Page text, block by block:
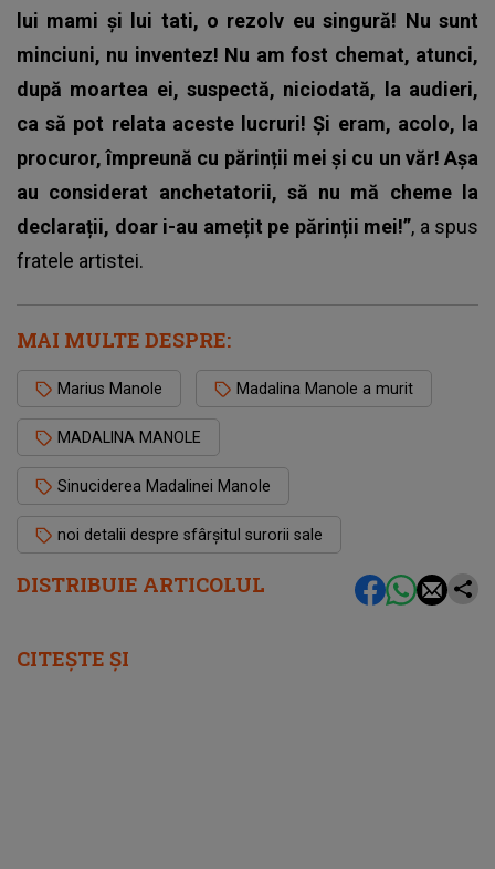
DISTRIBUIE ARTICOLUL
lui mami și lui tati, o rezolv eu singură! Nu sunt
minciuni, nu inventez! Nu am fost chemat, atunci,
după moartea ei, suspectă, niciodată, la audieri,
ca să pot relata aceste lucruri! Și eram, acolo, la
procuror, împreună cu părinții mei și cu un văr! Așa
au considerat anchetatorii, să nu mă cheme la
declarații, doar i-au amețit pe părinții mei!”, a spus
fratele artistei.
MAI MULTE DESPRE:
Marius Manole Madalina Manole a murit
MADALINA MANOLE
Sinuciderea Madalinei Manole
noi detalii despre sfârșitul surorii sale
CITEȘTE ȘI